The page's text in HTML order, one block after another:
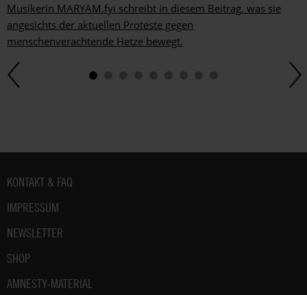
Musikerin MARYAM.fyi schreibt in diesem Beitrag, was sie
angesichts der aktuellen Proteste gegen
menschenverachtende Hetze bewegt.
Fußbereich
KONTAKT & FAQ
IMPRESSUM
NEWSLETTER
SHOP
AMNESTY-MATERIAL